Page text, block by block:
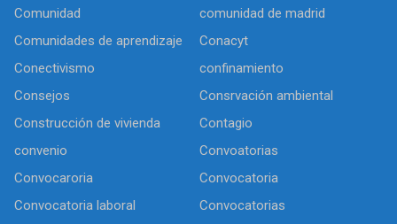
Comunidad
comunidad de madrid
Comunidades de aprendizaje
Conacyt
Conectivismo
confinamiento
Consejos
Consrvación ambiental
Construcción de vivienda
Contagio
convenio
Convoatorias
Convocaroria
Convocatoria
Convocatoria laboral
Convocatorias